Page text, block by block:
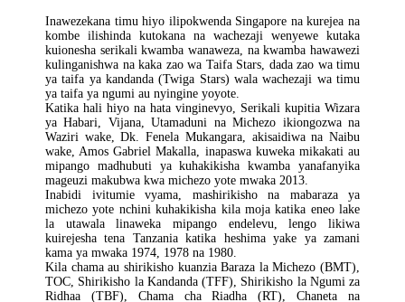
Inawezekana timu hiyo ilipokwenda Singapore na kurejea na
kombe ilishinda kutokana na wachezaji wenyewe kutaka
kuionesha serikali kwamba wanaweza, na kwamba hawawezi
kulinganishwa na kaka zao wa Taifa Stars, dada zao wa timu
ya taifa ya kandanda (Twiga Stars) wala wachezaji wa timu
ya taifa ya ngumi au nyingine yoyote.
Katika hali hiyo na hata vinginevyo, Serikali kupitia Wizara
ya Habari, Vijana, Utamaduni na Michezo ikiongozwa na
Waziri wake, Dk. Fenela Mukangara, akisaidiwa na Naibu
wake, Amos Gabriel Makalla, inapaswa kuweka mikakati au
mipango madhubuti ya kuhakikisha kwamba yanafanyika
mageuzi makubwa kwa michezo yote mwaka 2013.
Inabidi ivitumie vyama, mashirikisho na mabaraza ya
michezo yote nchini kuhakikisha kila moja katika eneo lake
la utawala linaweka mipango endelevu, lengo likiwa
kuirejesha tena Tanzania katika heshima yake ya zamani
kama ya mwaka 1974, 1978 na 1980.
Kila chama au shirikisho kuanzia Baraza la Michezo (BMT),
TOC, Shirikisho la Kandanda (TFF), Shirikisho la Ngumi za
Ridhaa (TBF), Chama cha Riadha (RT), Chaneta na